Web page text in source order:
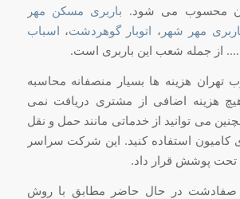
محسوب می شود. باربری مسکن مهر
مهر شهر ، اتوبار گوهردشت، اسباب
از جمله شعب این باربری است.
تهران هزینه ها بسیار منصفانه محاسبه
هزینه اضافی از مشتری دریافت نمی
می توانید از خدماتی مانند حمل و نقل
کامیون استفاده کنید. این شرکت سراسر
تحت پوشش قرار داد.
صفادشت در حال حاضر مطابق با روش